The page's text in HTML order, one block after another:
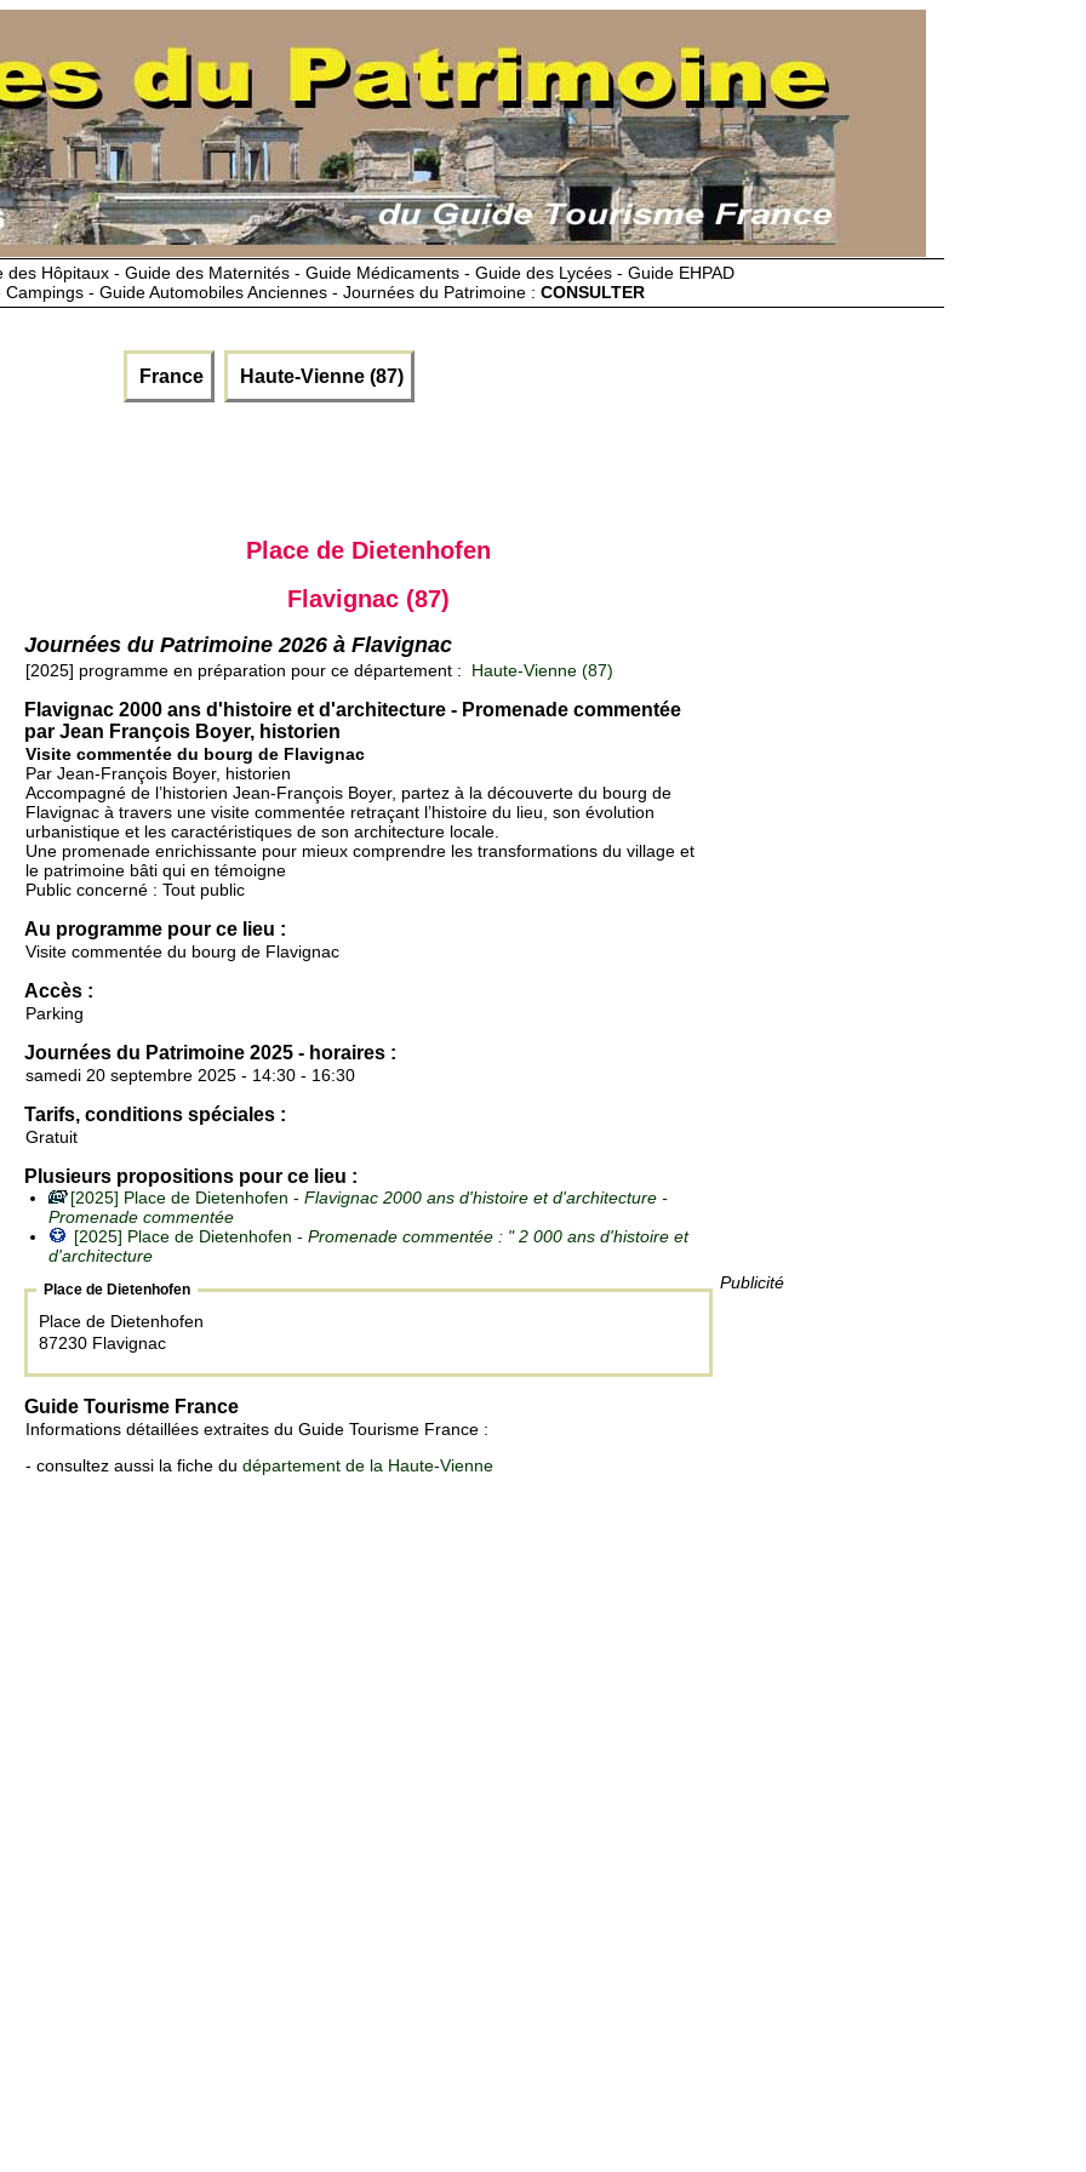
Hôpitaux - Guide des Maternités - Guide Médicaments - Guide des Lycées - Guide EHPAD
- Guide Automobiles Anciennes - Journées du Patrimoine : CONSULTER
France Haute-Vienne (87)
Publicité
Place de Dietenhofen
Flavignac (87)
Journées du Patrimoine 2026 à Flavignac
[2025] programme en préparation pour ce département : Haute-Vienne (87)
Flavignac 2000 ans d'histoire et d'architecture - Promenade commentée
par Jean François Boyer, historien
Visite commentée du bourg de Flavignac
Par Jean-François Boyer, historien
Accompagné de l’historien Jean-François Boyer, partez à la découverte du bourg de
Flavignac à travers une visite commentée retraçant l’histoire du lieu, son évolution
urbanistique et les caractéristiques de son architecture locale.
Une promenade enrichissante pour mieux comprendre les transformations du village et
le patrimoine bâti qui en témoigne
Public concerné : Tout public
Au programme pour ce lieu :
Visite commentée du bourg de Flavignac
Accès :
Parking
Journées du Patrimoine 2025 - horaires :
samedi 20 septembre 2025 - 14:30 - 16:30
Tarifs, conditions spéciales :
Gratuit
Plusieurs propositions pour ce lieu :
[2025] Place de Dietenhofen - Flavignac 2000 ans d'histoire et d'architecture -
Promenade commentée
[2025] Place de Dietenhofen - Promenade commentée : " 2 000 ans d'histoire et
d'architecture
Place de Dietenhofen
Place de Dietenhofen
87230 Flavignac
Guide Tourisme France
Informations détaillées extraites du Guide Tourisme France :
- consultez aussi la fiche du département de la Haute-Vienne